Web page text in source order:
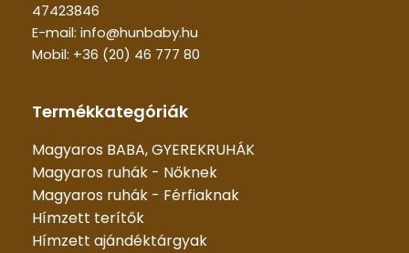
47423846
E-mail: info@hunbaby.hu
Mobil: +36 (20) 46 777 80
Termékkategóriák
Magyaros BABA, GYEREKRUHÁK
Magyaros ruhák - Nőknek
Magyaros ruhák - Férfiaknak
Hímzett terítők
Hímzett ajándéktárgyak